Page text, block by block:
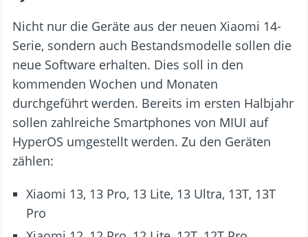
Nicht nur die Geräte aus der neuen Xiaomi 14-
Serie, sondern auch Bestandsmodelle sollen die
neue Software erhalten. Dies soll in den
kommenden Wochen und Monaten
durchgeführt werden. Bereits im ersten Halbjahr
sollen zahlreiche Smartphones von MIUI auf
HyperOS umgestellt werden. Zu den Geräten
zählen:
Xiaomi 13, 13 Pro, 13 Lite, 13 Ultra, 13T, 13T
Pro